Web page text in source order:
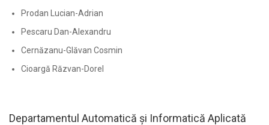
Prodan Lucian-Adrian
Pescaru Dan-Alexandru
Cernăzanu-Glăvan Cosmin
Cioargă Răzvan-Dorel
Departamentul Automatică și Informatică Aplicată